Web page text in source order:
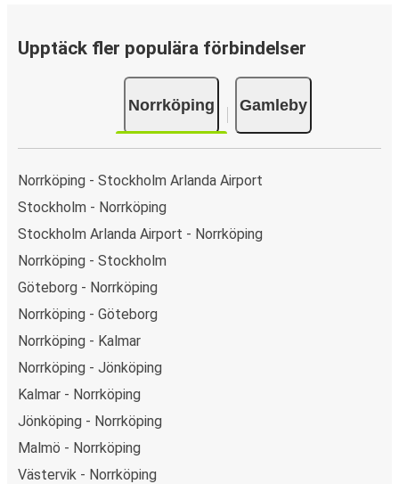
bara några få klick. När du köper din biljett på hemsidan
PayPal, Google Pay eller Apple Pay. N/A.
Upptäck fler populära förbindelser
Norrköping Gamleby
Norrköping - Stockholm Arlanda Airport
Stockholm - Norrköping
Stockholm Arlanda Airport - Norrköping
Norrköping - Stockholm
Göteborg - Norrköping
Norrköping - Göteborg
Norrköping - Kalmar
Norrköping - Jönköping
Kalmar - Norrköping
Jönköping - Norrköping
Malmö - Norrköping
Västervik - Norrköping